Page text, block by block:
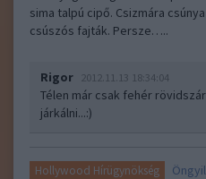
sima talpú cipő. Csizmára
csúszós fajták. Persze…..
Rigor 2012.11.13 18:34:04
Télen már csak fehér
járkálni...:)
Hollywood Hírügynökség